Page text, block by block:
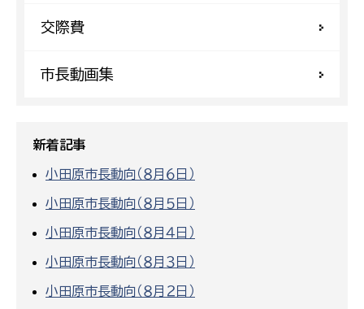
交際費
市長動画集
新着記事
小田原市長動向（８月６日）
小田原市長動向（８月５日）
小田原市長動向（８月４日）
小田原市長動向（８月３日）
小田原市長動向（８月２日）